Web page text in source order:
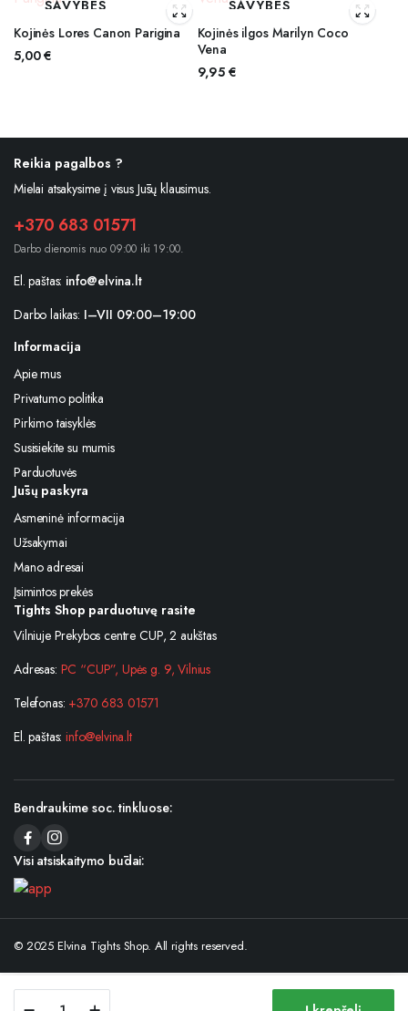
SAVYBES
Kojinės Lores Canon Parigina
5,00€
SAVYBES
Kojinės ilgos Marilyn Coco
Vena
9,95 €
Reikia pagalbos ?
Mielai atsakysime į visus Jūsų klausimus.
+370 683 01571
Darbo dienomis nuo 09:00 iki 19:00.
El. paštas: info@elvina.lt
Darbo laikas: I–VII 09:00–19:00
Informacija
Apie mus
Privatumo politika
Pirkimo taisyklės
Susisiekite su mumis
Parduotuvės
Jūsų paskyra
Asmeninė informacija
Užsakymai
Mano adresai
Įsimintos prekės
Tights Shop parduotuvę rasite
Vilniuje Prekybos centre CUP, 2 aukštas
Adresas: PC “CUP”, Upės g. 9, Vilnius
Telefonas: +370 683 01571
El. paštas:info@elvina.lt
Bendraukime soc. tinkluose:
Visi atsiskaitymo būdai:
© 2025 Elvina Tights Shop. All rights reserved.